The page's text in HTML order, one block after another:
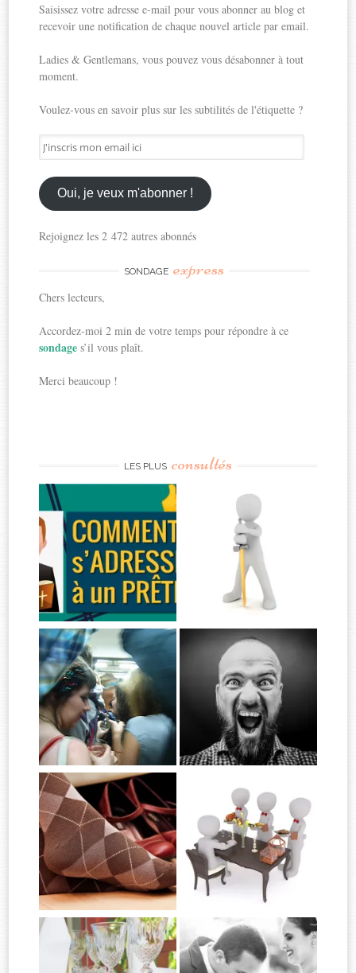
Saisissez votre adresse e-mail pour vous abonner au blog et
recevoir une notification de chaque nouvel article par email.
Ladies & Gentlemans, vous pouvez vous désabonner à tout
moment.
Voulez-vous en savoir plus sur les subtilités de l'étiquette ?
J'inscris
mon
email
ici
Oui, je veux m'abonner !
Rejoignez les 2 472 autres abonnés
SONDAGE express
Chers lecteurs,
Accordez-moi 2 min de votre temps pour répondre à ce
sondages’il vous plaît.
Merci beaucoup !
LES PLUS consultés